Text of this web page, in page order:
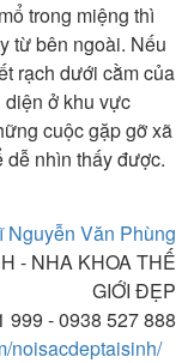
trong miệng thì
từ bên ngoài. Nếu
rạch dưới cằm của
diện ở khu vực
cuộc gặp gỡ xã
dễ nhìn thấy được.
Nguyễn Văn Phùng
- NHA KHOA THẾ
GIỚI ĐẸP
999 - 0938 527 888
noisacdeptaisinh/